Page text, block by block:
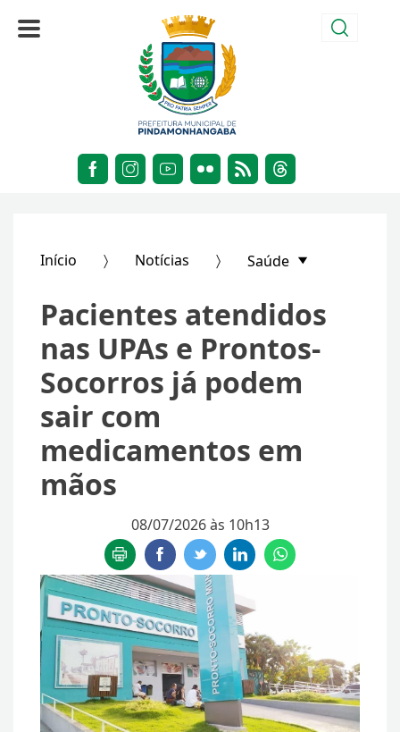
Início Notícias Saúde
Pacientes atendidos
nas UPAs e Prontos-
Socorros já podem
sair com
medicamentos em
mãos
08/07/2026 às 10h13